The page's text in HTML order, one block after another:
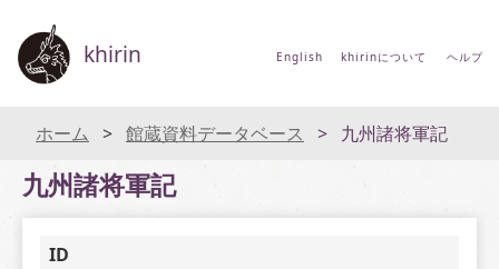
khirin English khirinについて ヘルプ
ホーム 館蔵資料データベース 九州諸将軍記
九州諸将軍記
ID